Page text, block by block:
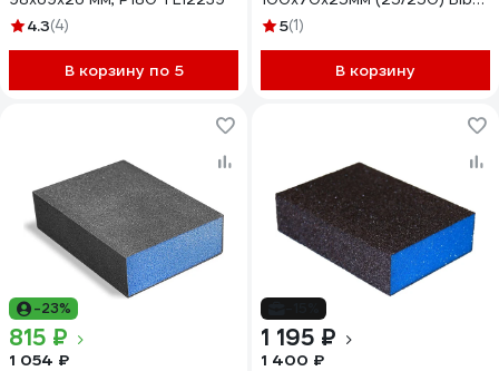
4.3(4)
В корзину по 5
70673 тов-149932
5(1)
В корзину
-23%
815 ₽
1 054 ₽
1 195 ₽
1 400 ₽